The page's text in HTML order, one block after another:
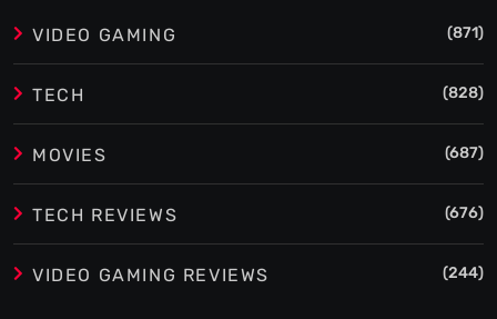
VIDEO GAMING (871)
TECH (828)
MOVIES (687)
TECH REVIEWS (676)
VIDEO GAMING REVIEWS (244)